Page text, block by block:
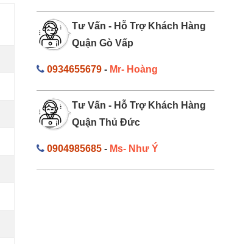
Tư Vấn - Hỗ Trợ Khách Hàng
Quận Gò Vấp
0934655679- Mr- Hoàng
Tư Vấn - Hỗ Trợ Khách Hàng
Quận Thủ Đức
0904985685- Ms- Như Ý